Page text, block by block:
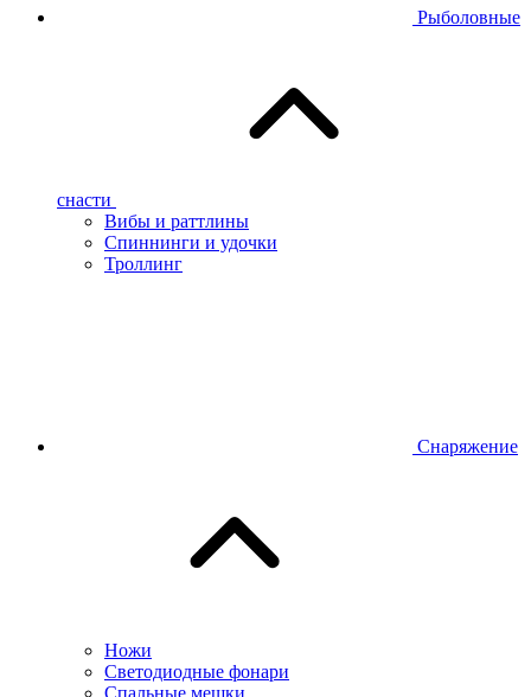
Рыболовные
снасти
Вибы и раттлины
Спиннинги и удочки
Троллинг
Снаряжение
Ножи
Светодиодные фонари